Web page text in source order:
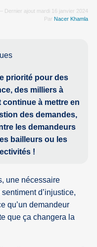
Dernier ajout mardi 16 janvier 2024
Par Nacer Khamla
priorité pour des
des milliers à
à mettre en
des demandes,
les demandeurs
bailleurs ou les
!
une nécessaire
d’injustice,
qu’un demandeur
que ça changera la